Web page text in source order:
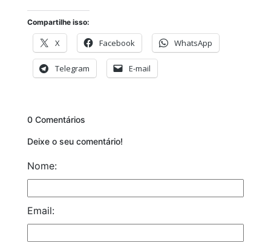
Compartilhe isso:
X Facebook WhatsApp
Telegram E-mail
0 Comentários
Deixe o seu comentário!
Nome:
Email: